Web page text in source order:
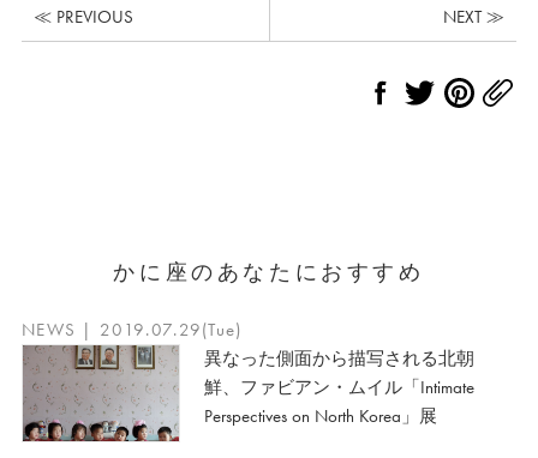
≪ PREVIOUS NEXT ≫
かに座のあなたにおすすめ
NEWS | 2019.07.29(Tue)
異なった側面から描写される北朝
鮮、ファビアン・ムイル「Intimate
Perspectives on North Korea」展